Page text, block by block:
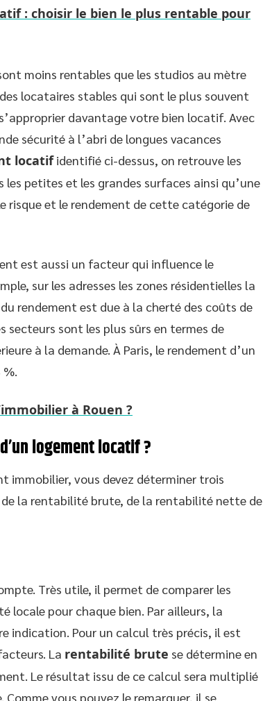
: choisir le bien le plus rentable pour
moins rentables que les studios au mètre
locataires stables qui sont le plus souvent
davantage votre bien locatif. Avec
sécurité à l’abri de longues vacances
locatifidentifié ci-dessus, on retrouve les
petites et les grandes surfaces ainsi qu’une
risque et le rendement de cette catégorie de
est aussi un facteur qui influence le
sur les adresses les zones résidentielles la
rendement est due à la cherté des coûts de
secteurs sont les plus sûrs en termes de
à la demande. À Paris, le rendement d’un
à Rouen ?
logement locatif ?
immobilier, vous devez déterminer trois
la rentabilité brute, de la rentabilité nette de
Très utile, il permet de comparer les
pour chaque bien. Par ailleurs, la
indication. Pour un calcul très précis, il est
La rentabilité brute se détermine en
Le résultat issu de ce calcul sera multiplié
vous pouvez le remarquer, il se